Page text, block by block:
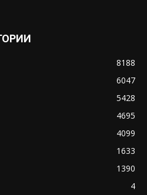
8188
6047
5428
4695
4099
1633
1390
4